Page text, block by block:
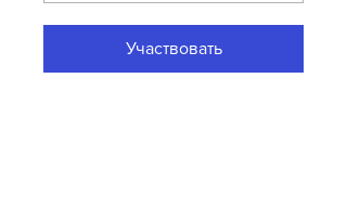
Участвовать